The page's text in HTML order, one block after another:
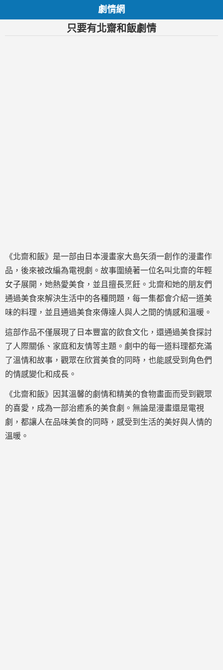
劇情網
只要有北齋和飯劇情
《北齋和飯》是一部由日本漫畫家大島矢須一創作的漫畫作
品，後來被改編為電視劇。故事圍繞著一位名叫北齋的年輕
女子展開，她熱愛美食，並且擅長烹飪。北齋和她的朋友們
通過美食來解決生活中的各種問題，每一集都會介紹一道美
味的料理，並且通過美食來傳達人與人之間的情感和溫暖。
這部作品不僅展現了日本豐富的飲食文化，還通過美食探討
了人際關係、家庭和友情等主題。劇中的每一道料理都充滿
了溫情和故事，觀眾在欣賞美食的同時，也能感受到角色們
的情感變化和成長。
《北齋和飯》因其溫馨的劇情和精美的食物畫面而受到觀眾
的喜愛，成為一部治癒系的美食劇。無論是漫畫還是電視
劇，都讓人在品味美食的同時，感受到生活的美好與人情的
溫暖。